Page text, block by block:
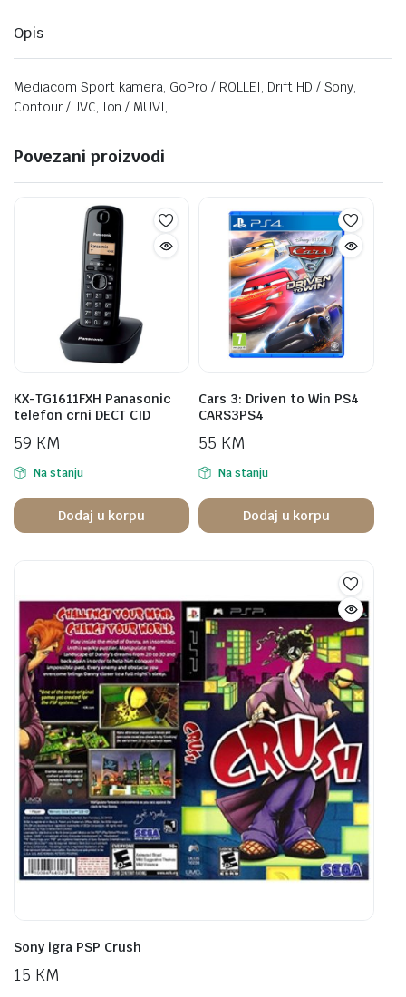
Opis
Mediacom Sport kamera, GoPro / ROLLEI, Drift HD / Sony,
Contour / JVC, Ion / MUVI,
Povezani proizvodi
KX-TG1611FXH Panasonic
telefon crni DECT CID
59 KM
Na stanju
Dodaj u korpu
Cars 3: Driven to Win PS4
CARS3PS4
55 KM
Na stanju
Dodaj u korpu
Sony igra PSP Crush
15 KM